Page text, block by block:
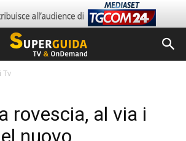
Tv
rovescia, al via i
nuovo